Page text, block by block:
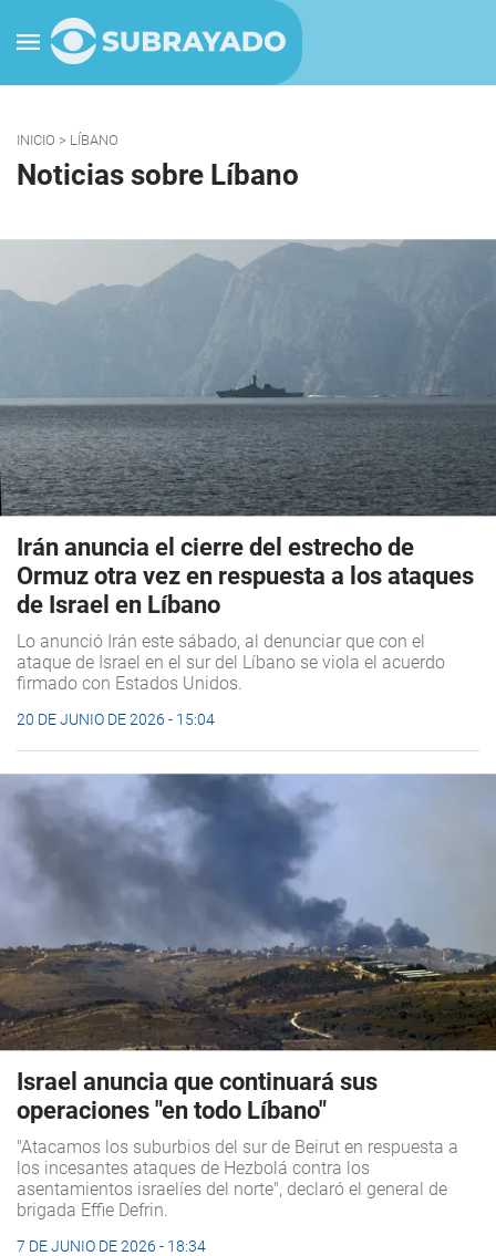
INICIO > LÍBANO
Noticias sobre Líbano
Irán anuncia el cierre del estrecho de
Ormuz otra vez en respuesta a los ataques
de Israel en Líbano
Lo anunció Irán este sábado, al denunciar que con el
ataque de Israel en el sur del Líbano se viola el acuerdo
firmado con Estados Unidos.
20 DE JUNIO DE 2026 - 15:04
Israel anuncia que continuará sus
operaciones "en todo Líbano"
"Atacamos los suburbios del sur de Beirut en respuesta a
los incesantes ataques de Hezbolá contra los
asentamientos israelíes del norte", declaró el general de
brigada Effie Defrin.
7 DE JUNIO DE 2026 - 18:34